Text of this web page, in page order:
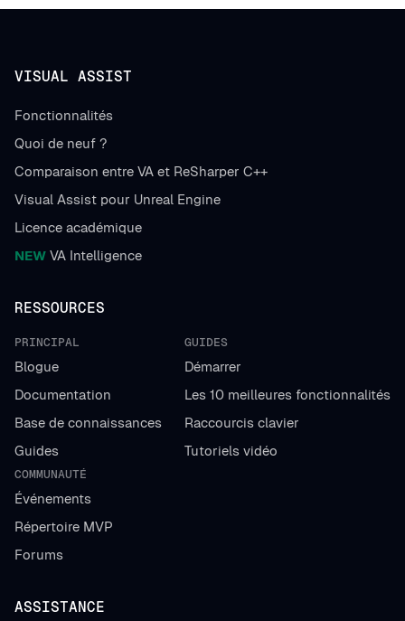
VISUAL ASSIST
Fonctionnalités
Quoi de neuf ?
Comparaison entre VA et ReSharper C++
Visual Assist pour Unreal Engine
Licence académique
NEW VA Intelligence
RESSOURCES
PRINCIPAL
Blogue
Documentation
Base de connaissances
Guides
GUIDES
Démarrer
Les 10 meilleures fonctionnalités
Raccourcis clavier
Tutoriels vidéo
COMMUNAUTÉ
Événements
Répertoire MVP
Forums
ASSISTANCE